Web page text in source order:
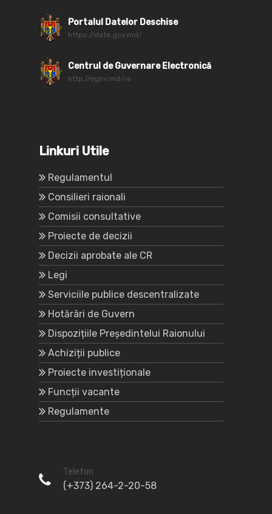
Portalul Datelor Deschise
https://date.gov.md/
Centrul de Guvernare Electronică
http://egov.md/ro
Linkuri Utile
Regulamentul
Consilieri raionali
Comisii consultative
Proiecte de decizii
Decizii aprobate ale CR
Legi
Serviciile publice descentralizate
Hotărâri de Guvern
Dispozițiile Președintelui Raionului
Achiziții publice
Proiecte investiționale
Funcții vacante
Regulamente
Telefon
(+373) 264-2-20-58